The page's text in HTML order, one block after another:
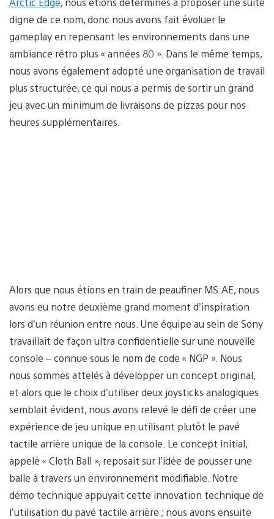
digne de ce nom, donc nous avons fait évoluer le
gameplay en repensant les environnements dans une
ambiance rétro plus « années 80 ». Dans le même temps,
nous avons également adopté une organisation de travail
plus structurée, ce qui nous a permis de sortir un grand
jeu avec un minimum de livraisons de pizzas pour nos
heures supplémentaires.
Alors que nous étions en train de peaufiner MS:AE, nous
avons eu notre deuxième grand moment d’inspiration
lors d’un réunion entre nous. Une équipe au sein de Sony
travaillait de façon ultra confidentielle sur une nouvelle
console – connue sous le nom de code « NGP ». Nous
nous sommes attelés à développer un concept original,
et alors que le choix d’utiliser deux joysticks analogiques
semblait évident, nous avons relevé le défi de créer une
expérience de jeu unique en utilisant plutôt le pavé
tactile arrière unique de la console. Le concept initial,
appelé « Cloth Ball », reposait sur l’idée de pousser une
balle à travers un environnement modifiable. Notre
démo technique appuyait cette innovation technique de
l’utilisation du pavé tactile arrière ; nous avons ensuite